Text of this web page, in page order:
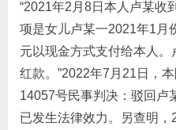
“2021年2月8日本人卢某收
项是女儿卢某一2021年1月
元以现金方式支付给本人
红款。”2022年7月21日，
14057号民事判决：驳回卢
已发生法律效力。另查明